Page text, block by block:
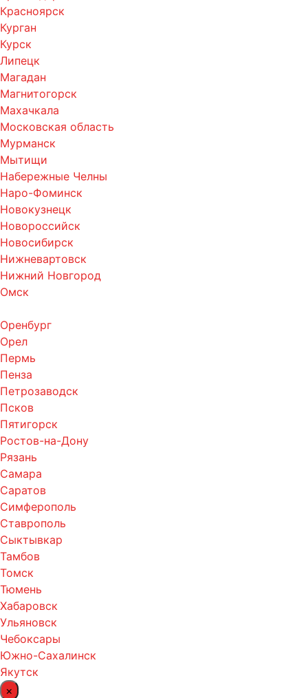
Красноярск
Курган
Курск
Липецк
Магадан
Магнитогорск
Махачкала
Московская область
Мурманск
Мытищи
Набережные Челны
Наро-Фоминск
Новокузнецк
Новороссийск
Новосибирск
Нижневартовск
Нижний Новгород
Омск
Оренбург
Орел
Пермь
Пенза
Петрозаводск
Псков
Пятигорск
Ростов-на-Дону
Рязань
Самара
Саратов
Симферополь
Ставрополь
Сыктывкар
Тамбов
Томск
Тюмень
Хабаровск
Ульяновск
Чебоксары
Южно-Сахалинск
Якутск
×